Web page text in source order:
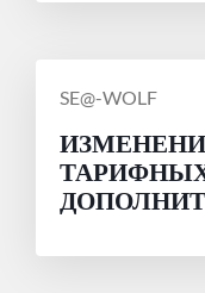
СООБЩЕНИЕ
SE@-WOLF